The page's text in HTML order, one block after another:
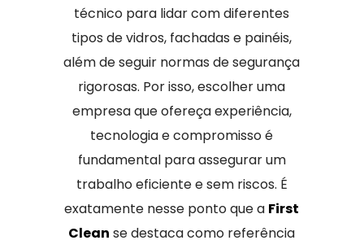
técnico para lidar com diferentes
tipos de vidros, fachadas e painéis,
além de seguir normas de segurança
rigorosas. Por isso, escolher uma
empresa que ofereça experiência,
tecnologia e compromisso é
fundamental para assegurar um
trabalho eficiente e sem riscos. É
exatamente nesse ponto que a First
Clean se destaca como referência